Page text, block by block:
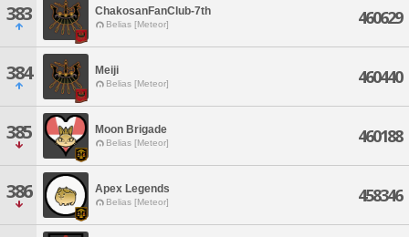
383 ChakosanFanClub-7th
Belias [Meteor] 460629
384 Meiji
Belias [Meteor] 460440
385 Moon Brigade
Belias [Meteor] 460188
386 Apex Legends
Belias [Meteor] 458346